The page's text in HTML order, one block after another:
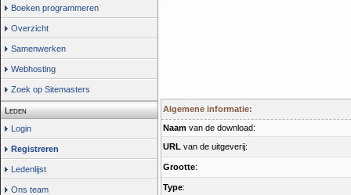
Boeken programmeren
Overzicht
Samenwerken
Webhosting
Zoek op Sitemasters
Leden
Login
Registreren
Ledenlijst
Ons team
Algemene informatie:
Naam van de download:
URL van de uitgeverij:
Grootte:
Type: